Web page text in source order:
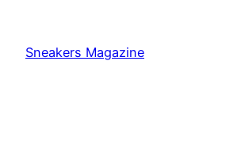
content
Sneakers Magazine